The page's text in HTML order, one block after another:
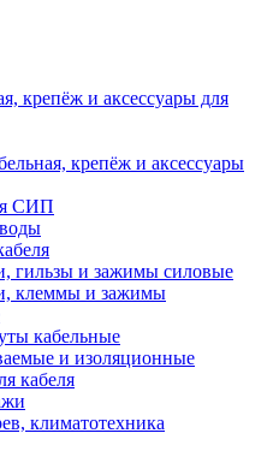
крепёж и аксессуары для
крепёж и аксессуары
СИП
гильзы и зажимы силовые
клеммы и зажимы
кабельные
и изоляционные
кабеля
климатотехника